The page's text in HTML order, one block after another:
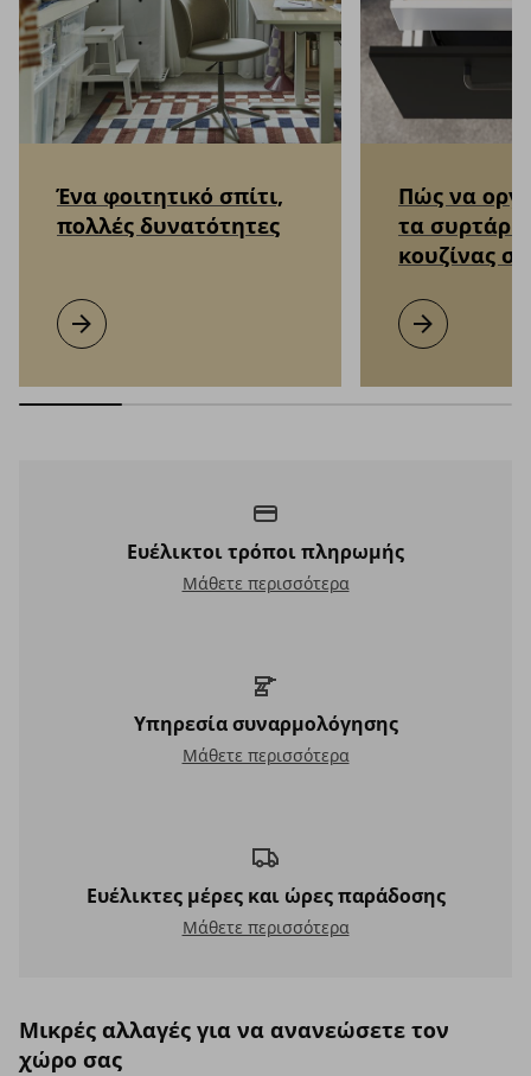
Ένα φοιτητικό σπίτι,
πολλές δυνατότητες
Ένα φοιτητικό σπίτι, πολλές δυνατότητες
Μάθετε περισσότερα
Πώς να
τα
κουζίνας
Πώς να
Μάθετε
Ευέλικτοι τρόποι πληρωμής
Ευέλικτοι τρόποι πληρωμής
Μάθετε περισσότερα
Υπηρεσία συναρμολόγησης
Υπηρεσία συναρμολόγησης
Μάθετε περισσότερα
Ευέλικτες μέρες και ώρες παράδοσης
Ευέλικτες μέρες και ώρες παράδοσης
Μάθετε περισσότερα
Μικρές αλλαγές για να ανανεώσετε τον
χώρο σας